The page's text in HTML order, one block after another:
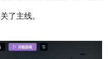
了主线。